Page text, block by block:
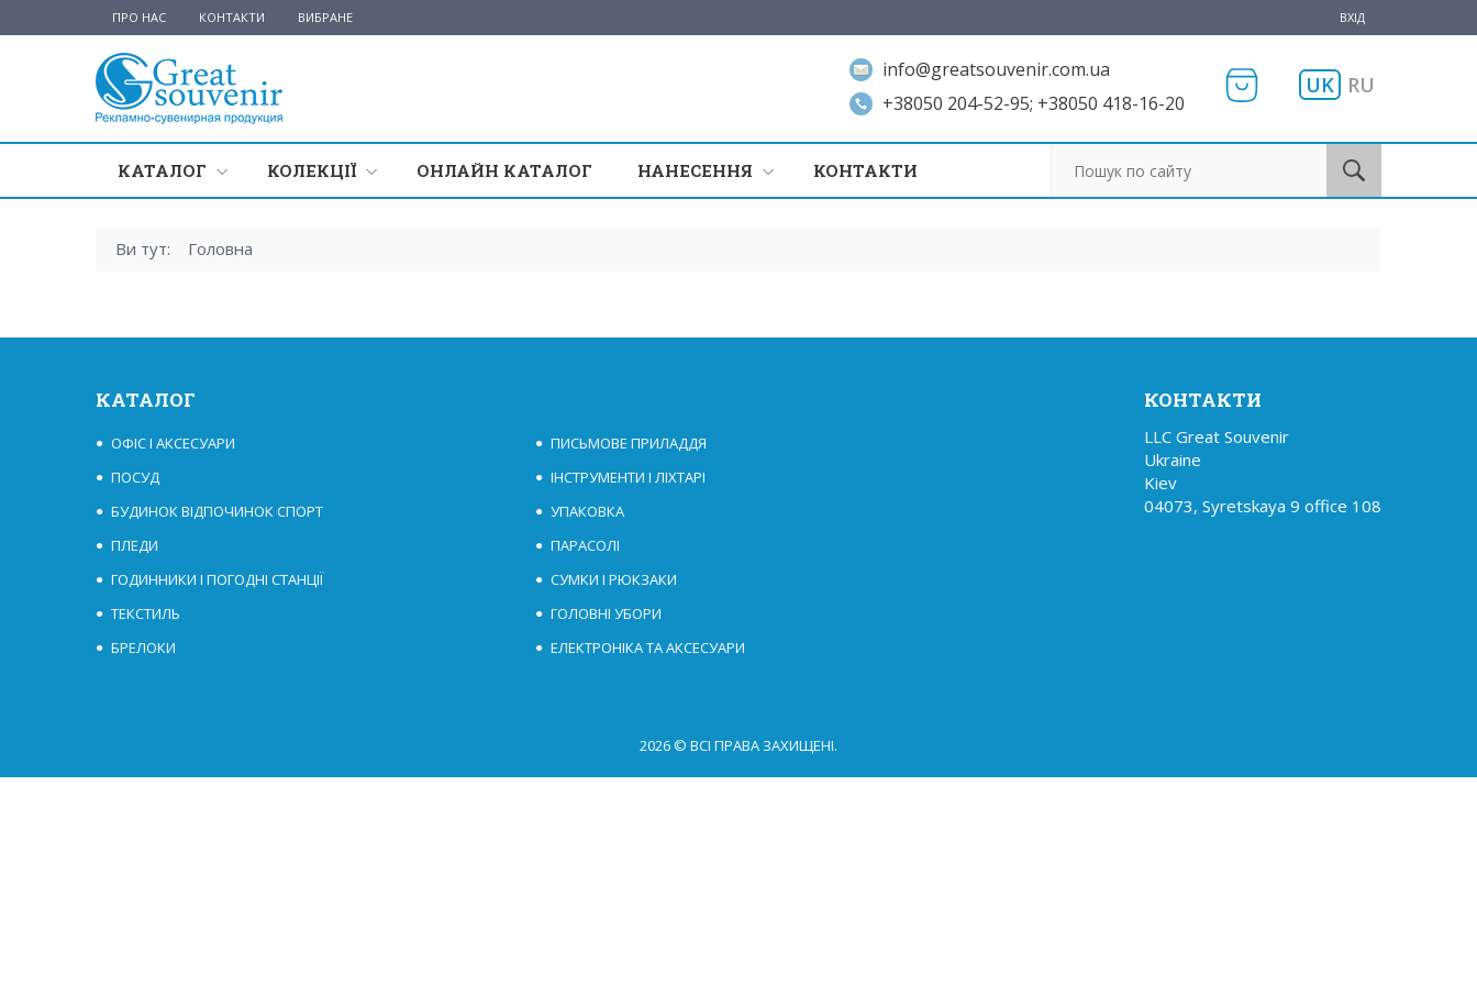
ПРО НАС КОНТАКТИ ВИБРАНЕ ВХІД
UK RU
info@greatsouvenir.com.ua
+38050 204-52-95; +38050 418-16-20
КАТАЛОГ КОЛЕКЦІЇ ОНЛАЙН КАТАЛОГ НАНЕСЕННЯ КОНТАКТИ
Ви тут: Головна
КАТАЛОГ
ОФІС І АКСЕСУАРИ
ПИСЬМОВЕ ПРИЛАДДЯ
ПОСУД
ІНСТРУМЕНТИ І ЛІХТАРІ
БУДИНОК ВІДПОЧИНОК СПОРТ
УПАКОВКА
ПЛЕДИ
ПАРАСОЛІ
ГОДИННИКИ І ПОГОДНІ СТАНЦІЇ
СУМКИ І РЮКЗАКИ
ТЕКСТИЛЬ
ГОЛОВНІ УБОРИ
БРЕЛОКИ
ЕЛЕКТРОНІКА ТА АКСЕСУАРИ
КОНТАКТИ
LLC Great Souvenir
Ukraine
Kiev
04073, Syretskaya 9 office 108
2026 © ВСІ ПРАВА ЗАХИЩЕНІ.